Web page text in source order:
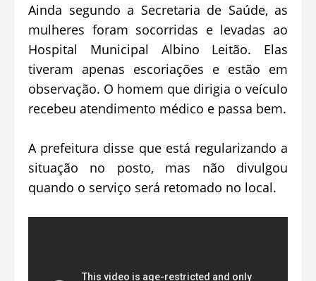
Ainda segundo a Secretaria de Saúde, as
mulheres foram socorridas e levadas ao
Hospital Municipal Albino Leitão. Elas
tiveram apenas escoriações e estão em
observação. O homem que dirigia o veículo
recebeu atendimento médico e passa bem.
A prefeitura disse que está regularizando a
situação no posto, mas não divulgou
quando o serviço será retomado no local.